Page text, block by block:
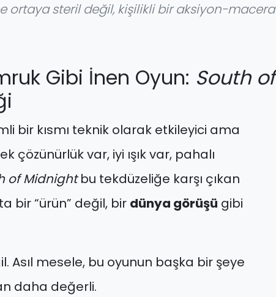
ortaya steril değil, kişilikli bir aksiyon-macera
Gibi İnen Oyun: South of
bir kısmı teknik olarak etkileyici ama
çözünürlük var, iyi ışık var, pahalı
of Midnightbu tekdüzeliğe karşı çıkan
bir “ürün” değil, bir dünya görüşü gibi
Asıl mesele, bu oyunun başka bir şeye
daha değerli.